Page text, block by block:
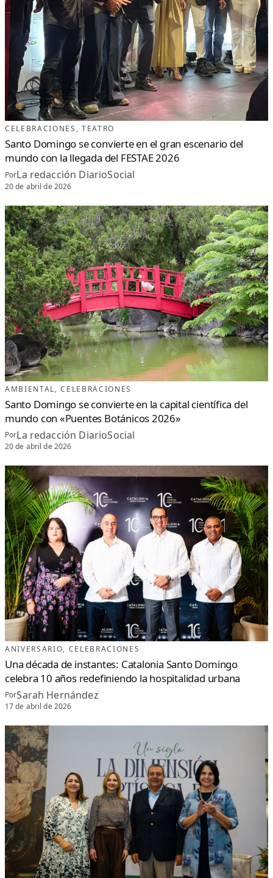
CELEBRACIONES , TEATRO
Santo Domingo se convierte en el gran escenario del
mundo con la llegada del FESTAE 2026
PorLa redacción DiarioSocial
20 de abril de 2026
AMBIENTAL, CELEBRACIONES
Santo Domingo se convierte en la capital científica del
mundo con «Puentes Botánicos 2026»
PorLa redacción DiarioSocial
20 de abril de 2026
ANIVERSARIO, CELEBRACIONES
Una década de instantes: Catalonia Santo Domingo
celebra 10 años redefiniendo la hospitalidad urbana
PorSarah Hernández
17 de abril de 2026